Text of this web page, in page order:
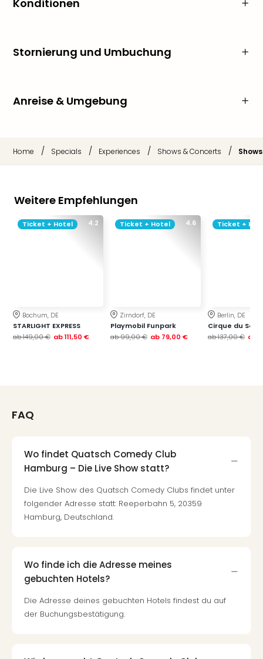
Konditionen
Stornierung und Umbuchung
Anreise & Umgebung
Home / Specials / Experiences / Shows & Concerts / Shows
Weitere Empfehlungen
4.2
Ticket + Hotel
Bochum, DE
STARLIGHT EXPRESS
ab149,00 € ab111,50 €
4.6
Ticket + Hotel
Zirndorf, DE
Playmobil Funpark
ab99,00 € ab 79,00 €
Ticket +
Berlin, DE
Cirque du Soleil
ab137,00 € ab
FAQ
Wo findet Quatsch Comedy Club
Hamburg – Die Live Show statt?
Die Live Show des Quatsch Comedy Clubs findet unter
folgender Adresse statt: Reeperbahn 5, 20359
Hamburg, Deutschland.
Wo finde ich die Adresse meines
gebuchten Hotels?
Die Adresse deines gebuchten Hotels findest du auf
der Buchungsbestätigung.